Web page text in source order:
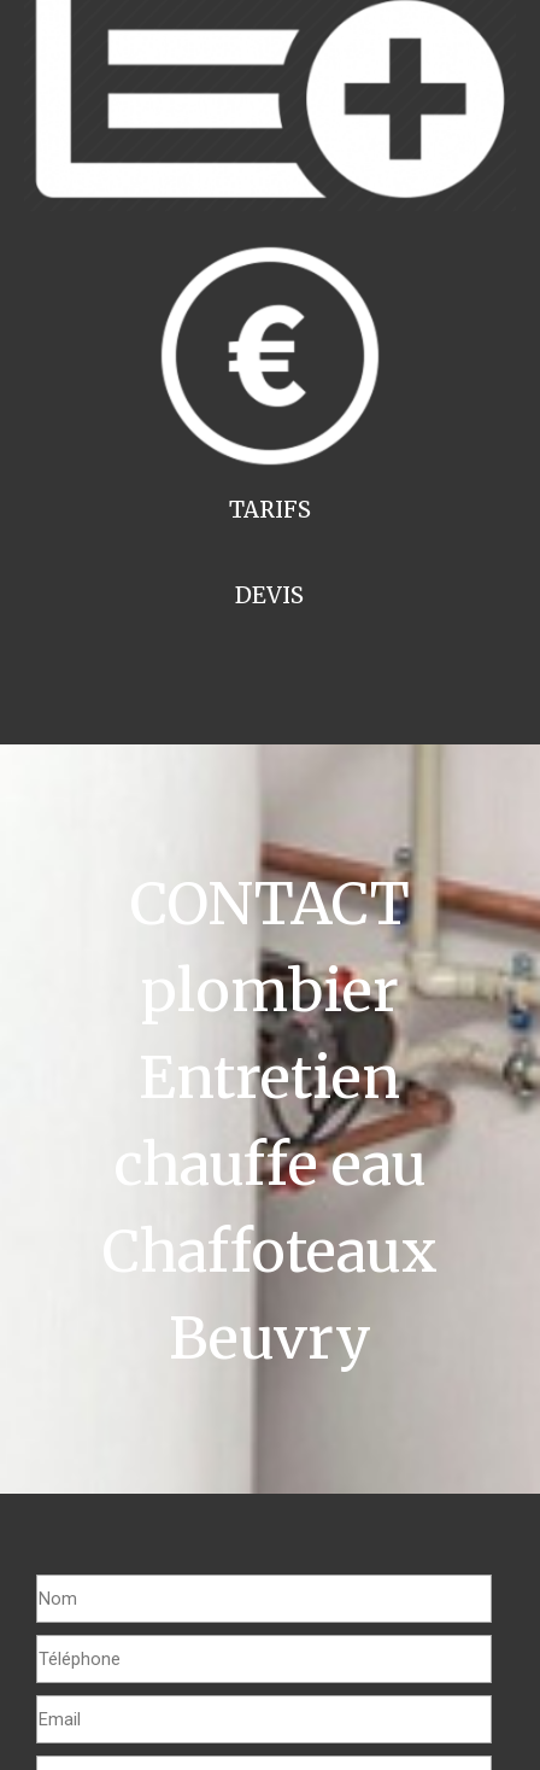
TARIFS
DEVIS
CONTACT
plombier
Entretien
chauffe eau
Chaffoteaux
Beuvry